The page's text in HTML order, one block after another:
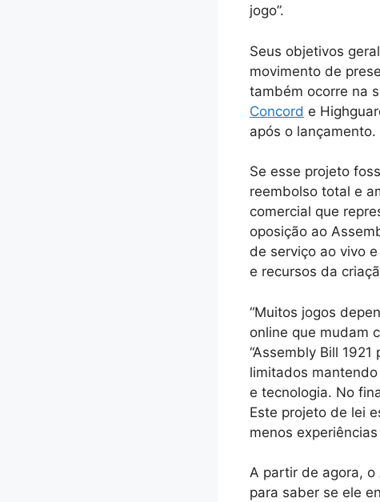
jogo”.
Seus objetivos
movimento de
também ocorre na
Concord e
após o lançamento.
Se esse projeto
reembolso total e
comercial que
oposição ao
de serviço ao vivo
e recursos da
“Muitos jogos
online que mudam
“Assembly Bill
limitados
e tecnologia. No
Este projeto de lei
menos
A partir de agora, o
para saber se ele